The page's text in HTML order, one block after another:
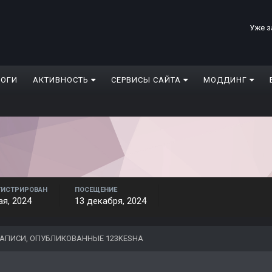
Уже
АКТИВНОСТЬ СЕРВИСЫ САЙТА МОДДИНГ
2024
ПОСЕЩЕНИЕ
13 декабря, 2024
ОПУБЛИКОВАННЫЕ 123KESHA